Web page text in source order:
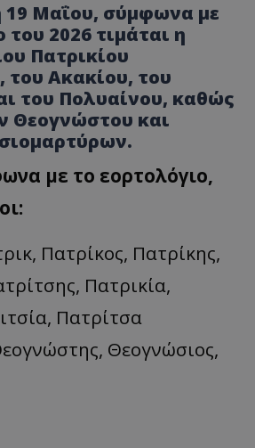
19 Μαΐου, σύμφωνα με
του 2026 τιμάται η
Πατρικίου
του Ακακίου, του
του Πολυαίνου, καθώς
Θεογνώστου και
με το εορτολόγιο,
Πατρίκος, Πατρίκης,
Πατρικία,
Πατρίτσα
Θεογνώσιος,